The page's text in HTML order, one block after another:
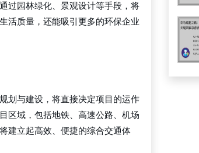
过园林绿化、景观设计等手段，将
活质量，还能吸引更多的环保企业
划与建设，将直接决定项目的运作
区域，包括地铁、高速公路、机场
建立起高效、便捷的综合交通体